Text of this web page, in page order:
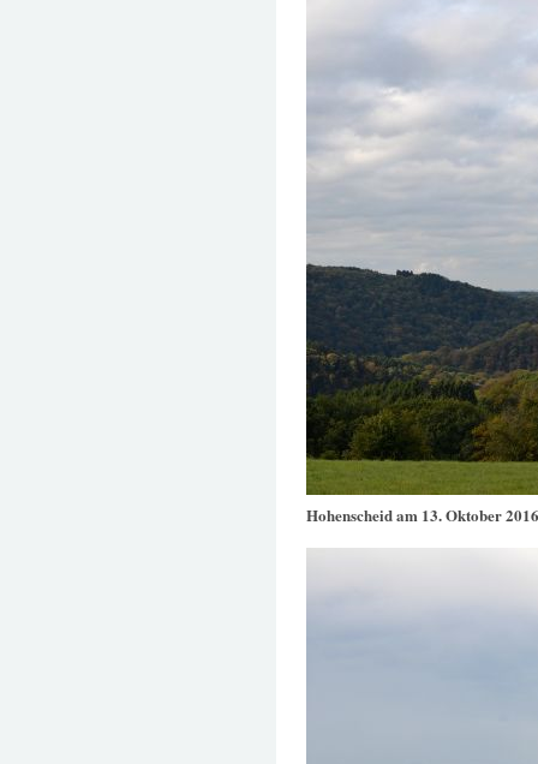
Hohenscheid am 13. Oktober